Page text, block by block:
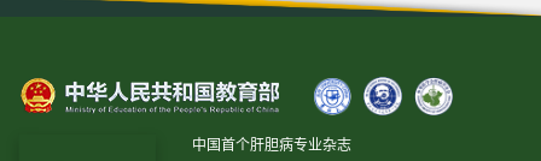
中国首个肝胆病专业杂志